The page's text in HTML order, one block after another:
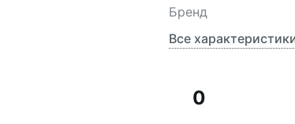
Бренд
Все
0